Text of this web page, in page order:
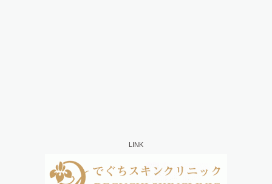
2017年03月(3)
LINK